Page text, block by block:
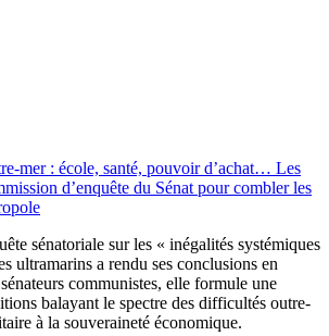
mer : école, santé, pouvoir d’achat… Les
d’enquête du Sénat pour combler les
sénatoriale sur les « inégalités systémiques
ultramarins a rendu ses conclusions en
communistes, elle formule une
balayant le spectre des difficultés outre-
à la souveraineté économique.